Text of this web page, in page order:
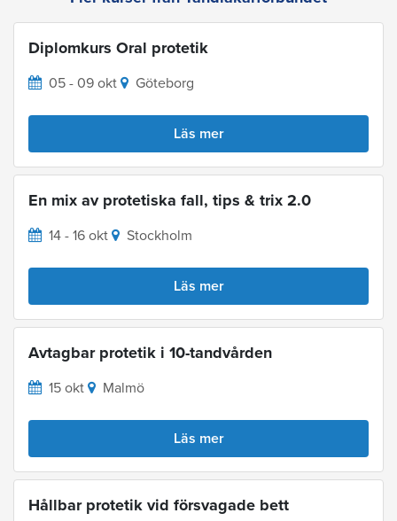
Diplomkurs Oral protetik
05 - 09 okt Göteborg
Läs mer
En mix av protetiska fall, tips & trix 2.0
14 - 16 okt Stockholm
Läs mer
Avtagbar protetik i 10-tandvården
15 okt Malmö
Läs mer
Hållbar protetik vid försvagade bett